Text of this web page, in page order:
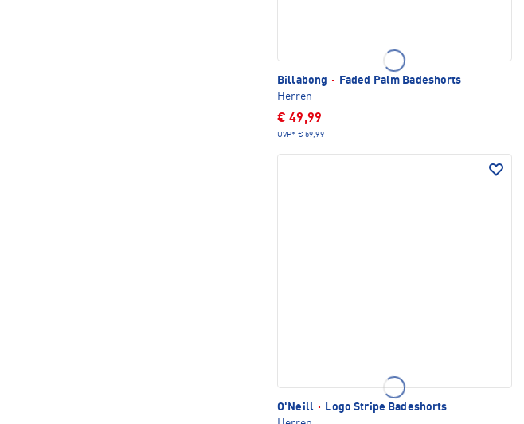
Billabong ·
Faded Palm Badeshorts
Herren
€ 49,99
UVP* € 59,99
O'Neill ·
Logo Stripe Badeshorts